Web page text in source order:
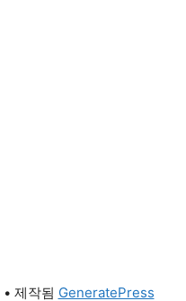
• 제작됨 GeneratePress